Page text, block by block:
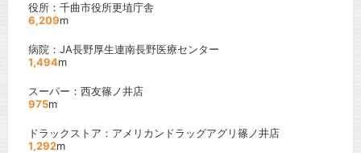
役所：千曲市役所更埴庁舎
6,209m
病院：JA長野厚生連南長野医療センター
1,494m
スーパー：西友篠ノ井店
975m
ドラックストア：アメリカンドラッグアグリ篠ノ井店
1,292m